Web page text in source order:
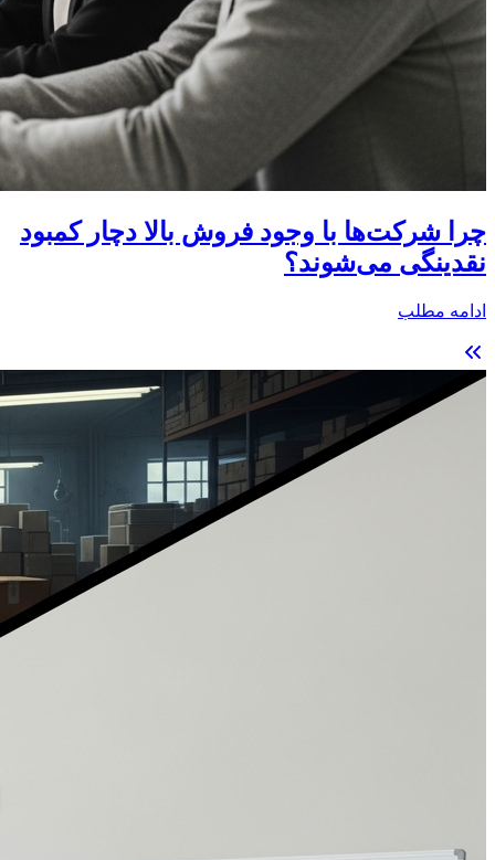
چرا شرکت‌ها با وجود فروش بالا دچار کمبود
نقدینگی می‌شوند؟
ادامه مطلب